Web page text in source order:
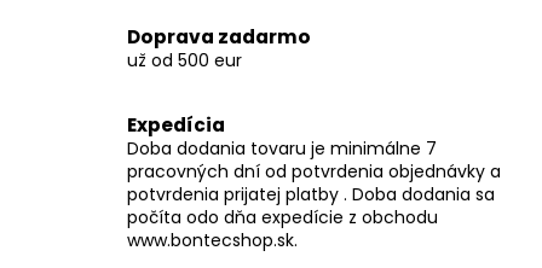
Doprava zadarmo
už od 500 eur
Expedícia
Doba dodania tovaru je minimálne 7
pracovných dní od potvrdenia objednávky a
potvrdenia prijatej platby . Doba dodania sa
počíta odo dňa expedície z obchodu
www.bontecshop.sk.